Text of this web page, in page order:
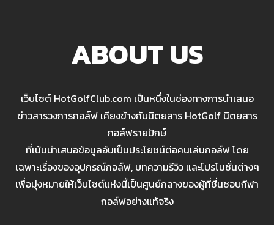
ABOUT US
เว็บไซต์ HotGolfClub.com เป็นหนึ่งในช่องทางการนำเสนอ
ข่าวสารวงการกอล์ฟ เคียงข้างกับนิตยสาร HotGolf นิตยสาร
กอล์ฟรายปักษ์
ที่เน้นนำเสนอข้อมูลอันเป็นประโยชน์ต่อคนเล่นกอล์ฟ โดย
เฉพาะเรื่องของอุปกรณ์กอล์ฟ, บทความรีวิว และโปรโมชั่นต่างๆ
เพื่อมุ่งหมายให้เว็บไซต์แห่งนี้เป็นศูนย์กลางของผู้ที่ชื่นชอบกีฬา
กอล์ฟอย่างแท้จริง